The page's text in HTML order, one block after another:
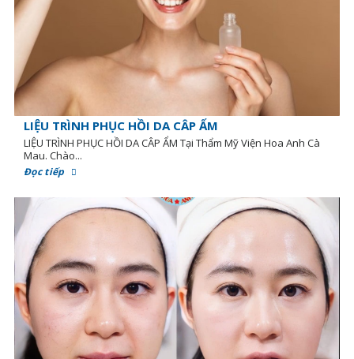
LIỆU TRÌNH PHỤC HỒI DA CÂP ẨM
LIỆU TRÌNH PHỤC HỒI DA CÂP ẨM Tại Thẩm Mỹ Viện Hoa Anh Cà
Mau. Chào...
Đọc tiếp